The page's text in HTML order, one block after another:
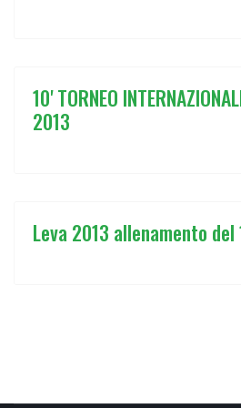
10' TORNEO
2013
Leva 2013 allenamento